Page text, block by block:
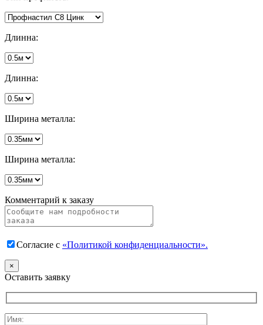
Длинна:
Длинна:
Ширина металла:
Ширина металла:
Комментарий к заказу
Согласие с «Политикой конфиденциальности».
×
Оставить заявку